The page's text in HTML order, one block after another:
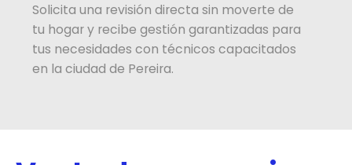
Solicita una revisión directa sin moverte de
tu hogar y recibe gestión garantizadas para
tus necesidades con técnicos capacitados
en la ciudad de Pereira.